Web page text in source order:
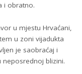
i obratno.
u mjestu Hrvaćani,
u zoni vijadukta
je saobraćaj i
blizini.